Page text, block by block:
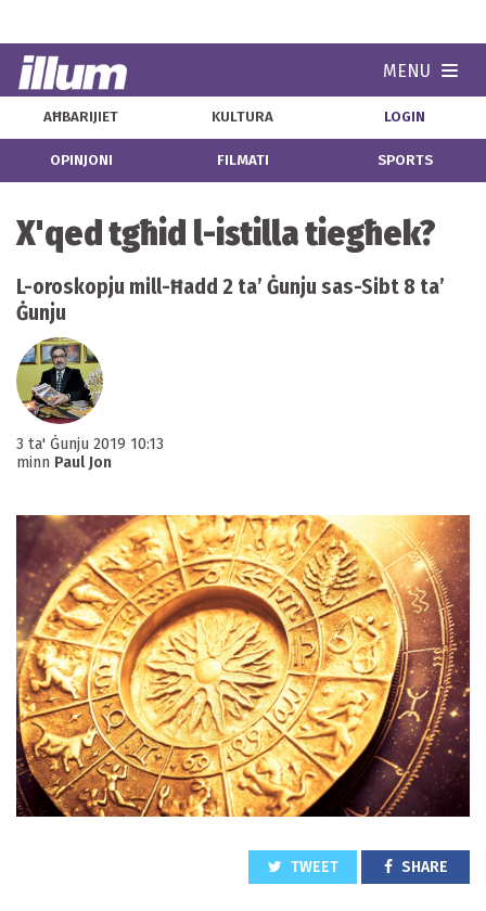
MENU
AĦBARIJIET KULTURA LOGIN
OPINJONI FILMATI SPORTS
X'qed tgħid l-istilla tiegħek?
L-oroskopju mill-Ħadd 2 ta’ Ġunju sas-Sibt 8 ta’
Ġunju
3 ta' Ġunju 2019 10:13
minn Paul Jon
TWEET SHARE